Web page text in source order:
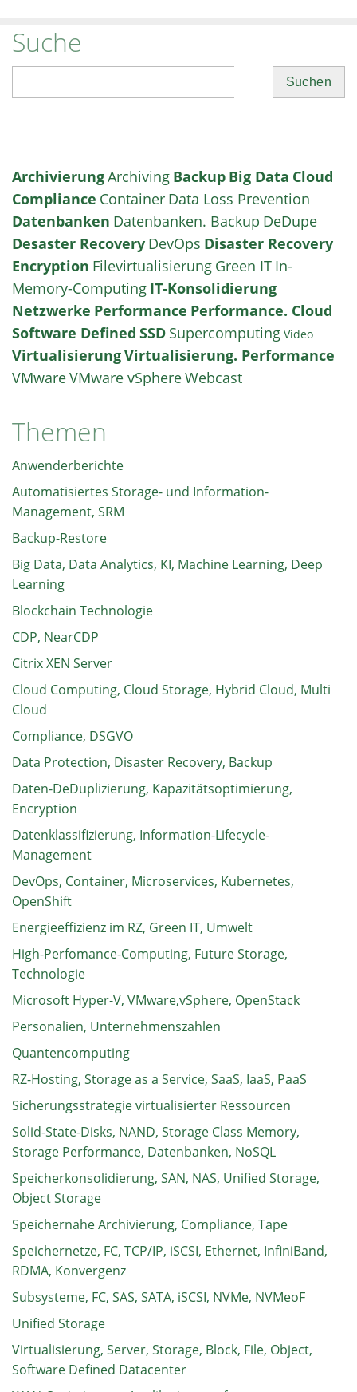
Suche
ArchivierungArchiving Backup Big Data Cloud
Compliance Container Data Loss Prevention
Datenbanken Datenbanken. Backup DeDupe
Desaster Recovery DevOps Disaster Recovery
Encryption Filevirtualisierung Green IT In-
Memory-Computing IT-Konsolidierung
Netzwerke Performance Performance. Cloud
Software Defined SSD Supercomputing Video
VirtualisierungVirtualisierung. Performance
VMwareVMware vSphereWebcast
Themen
Anwenderberichte
Automatisiertes Storage- und Information-
Management, SRM
Backup-Restore
Big Data, Data Analytics, KI, Machine Learning, Deep
Learning
Blockchain Technologie
CDP, NearCDP
Citrix XEN Server
Cloud Computing, Cloud Storage, Hybrid Cloud, Multi
Cloud
Compliance, DSGVO
Data Protection, Disaster Recovery, Backup
Daten-DeDuplizierung, Kapazitätsoptimierung,
Encryption
Datenklassifizierung, Information-Lifecycle-
Management
DevOps, Container, Microservices, Kubernetes,
OpenShift
Energieeffizienz im RZ, Green IT, Umwelt
High-Perfomance-Computing, Future Storage,
Technologie
Microsoft Hyper-V, VMware,vSphere, OpenStack
Personalien, Unternehmenszahlen
Quantencomputing
RZ-Hosting, Storage as a Service, SaaS, IaaS, PaaS
Sicherungsstrategie virtualisierter Ressourcen
Solid-State-Disks, NAND, Storage Class Memory,
Storage Performance, Datenbanken, NoSQL
Speicherkonsolidierung, SAN, NAS, Unified Storage,
Object Storage
Speichernahe Archivierung, Compliance, Tape
Speichernetze, FC, TCP/IP, iSCSI, Ethernet, InfiniBand,
RDMA, Konvergenz
Subsysteme, FC, SAS, SATA, iSCSI, NVMe, NVMeoF
Unified Storage
Virtualisierung, Server, Storage, Block, File, Object,
Software Defined Datacenter